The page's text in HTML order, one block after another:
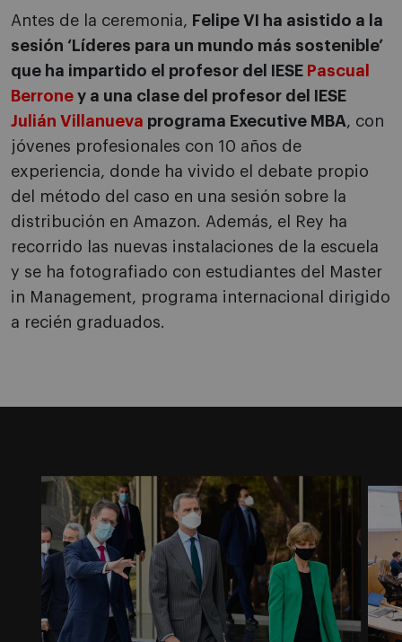
Antes de la ceremonia, Felipe VI ha asistido a la
sesión ‘Líderes para un mundo más sostenible’
que ha impartido el profesor del IESE Pascual
Berrone y a una clase del profesor del IESE
Julián Villanueva programa Executive MBA, con
jóvenes profesionales con 10 años de
experiencia, donde ha vivido el debate propio
del método del caso en una sesión sobre la
distribución en Amazon. Además, el Rey ha
recorrido las nuevas instalaciones de la escuela
y se ha fotografiado con estudiantes del Master
in Management, programa internacional dirigido
a recién graduados.